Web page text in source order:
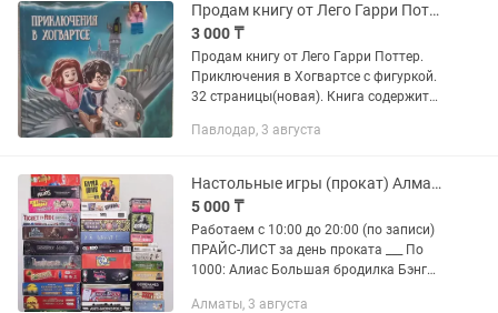
Продам книгу от Лего Гарри Поттер с фигуркой.Приключения в Хогвартсе
3 000 ₸
Продам книгу от Лего Гарри Поттер.
Приключения в Хогвартсе с фигуркой.
32 страницы(новая). Книга содержит
другие различные задания, а также
Павлодар, 3 августа
Настольные игры (прокат) Алматы
5 000 ₸
Работаем с 10:00 до 20:00 (по записи)
ПРАЙС-ЛИСТ за день проката ___ По
1000: Алиас Большая бродилка Бэнг
голоса в голове Имаджинариум
Алматы, 3 августа